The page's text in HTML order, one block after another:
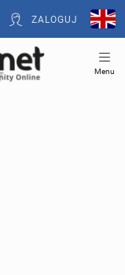
ZALOGUJ
Menu